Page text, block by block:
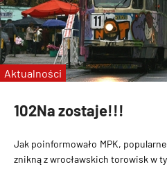
102Na zostaje!!!
Jak poinformowało MPK,
znikną z wrocławskich torowisk w
Aktualności